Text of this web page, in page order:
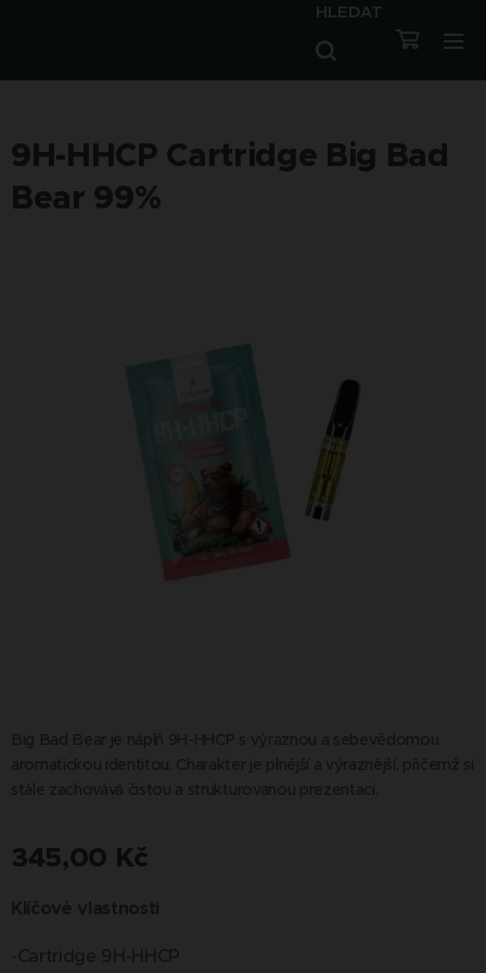
HLEDAT
9H-HHCP Cartridge Big Bad
Bear 99%
Big Bad Bear je náplň 9H-HHCP s výraznou a sebevědomou
aromatickou identitou. Charakter je plnější a výraznější, přičemž si
stále zachovává čistou a strukturovanou prezentaci.
345,00 Kč
Klíčové vlastnosti
-Cartridge 9H-HHCP